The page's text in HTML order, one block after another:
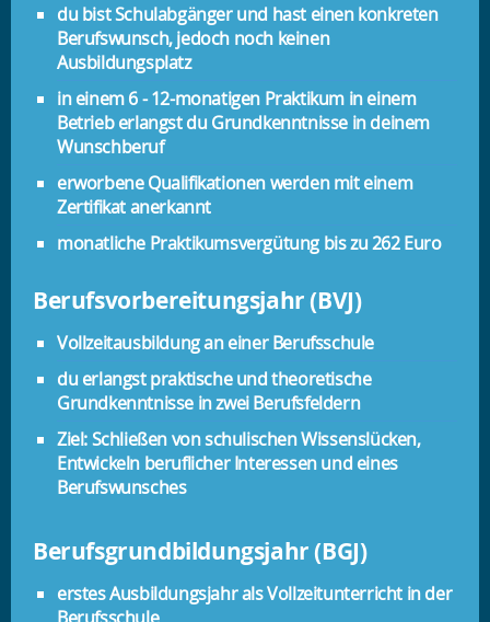
du bist Schulabgänger und hast einen konkreten
Berufswunsch, jedoch noch keinen
Ausbildungsplatz
in einem 6 - 12-monatigen Praktikum in einem
Betrieb erlangst du Grundkenntnisse in deinem
Wunschberuf
erworbene Qualifikationen werden mit einem
Zertifikat anerkannt
monatliche Praktikumsvergütung bis zu 262 Euro
Berufsvorbereitungsjahr (BVJ)
Vollzeitausbildung an einer Berufsschule
du erlangst praktische und theoretische
Grundkenntnisse in zwei Berufsfeldern
Ziel: Schließen von schulischen Wissenslücken,
Entwickeln beruflicher Interessen und eines
Berufswunsches
Berufsgrundbildungsjahr (BGJ)
erstes Ausbildungsjahr als Vollzeitunterricht in der